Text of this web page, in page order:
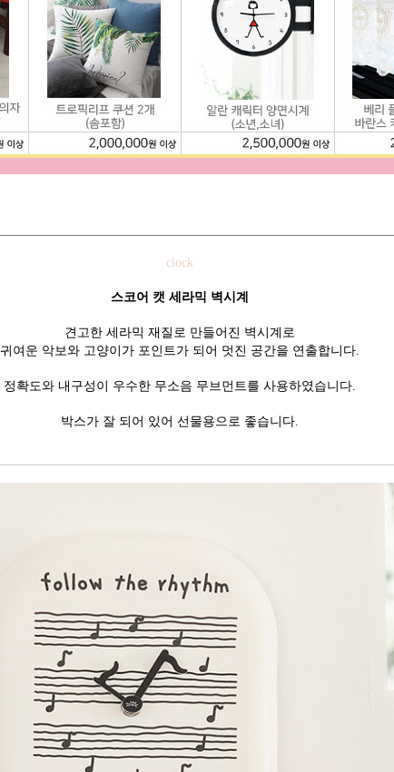
clock
스코어 캣 세라믹 벽시계
견고한 세라믹 재질로 만들어진 벽시계로
귀여운 악보와 고양이가 포인트가 되어 멋진 공간을 연출합니다.
정확도와 내구성이 우수한 무소음 무브먼트를 사용하였습니다.
박스가 잘 되어 있어 선물용으로 좋습니다.